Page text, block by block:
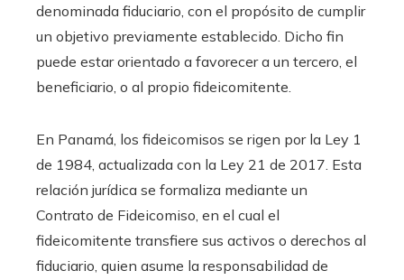
denominada fiduciario, con el propósito de cumplir
un objetivo previamente establecido. Dicho fin
puede estar orientado a favorecer a un tercero, el
beneficiario, o al propio fideicomitente.
En Panamá, los fideicomisos se rigen por la Ley 1
de 1984, actualizada con la Ley 21 de 2017. Esta
relación jurídica se formaliza mediante un
Contrato de Fideicomiso, en el cual el
fideicomitente transfiere sus activos o derechos al
fiduciario, quien asume la responsabilidad de